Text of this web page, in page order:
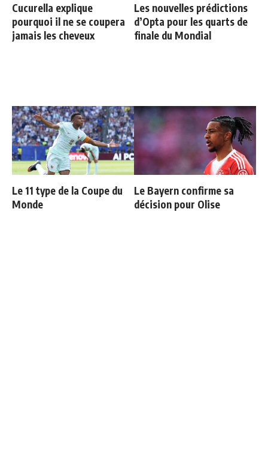
Cucurella explique
pourquoi il ne se coupera
jamais les cheveux
Les nouvelles prédictions
d’Opta pour les quarts de
finale du Mondial
Le 11 type de la Coupe du
Monde
Le Bayern confirme sa
décision pour Olise